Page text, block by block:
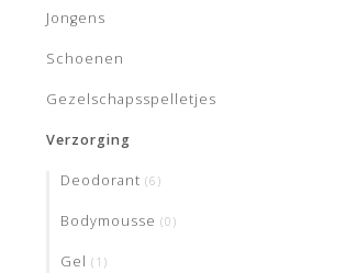
Jongens
Schoenen
Gezelschapsspelletjes
Verzorging
Deodorant (6)
Bodymousse (0)
Gel (1)